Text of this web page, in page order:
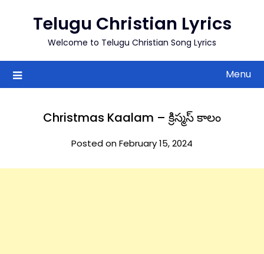
Telugu Christian Lyrics
Welcome to Telugu Christian Song Lyrics
Menu
Christmas Kaalam – క్రిస్మస్ కాలం
Posted on February 15, 2024